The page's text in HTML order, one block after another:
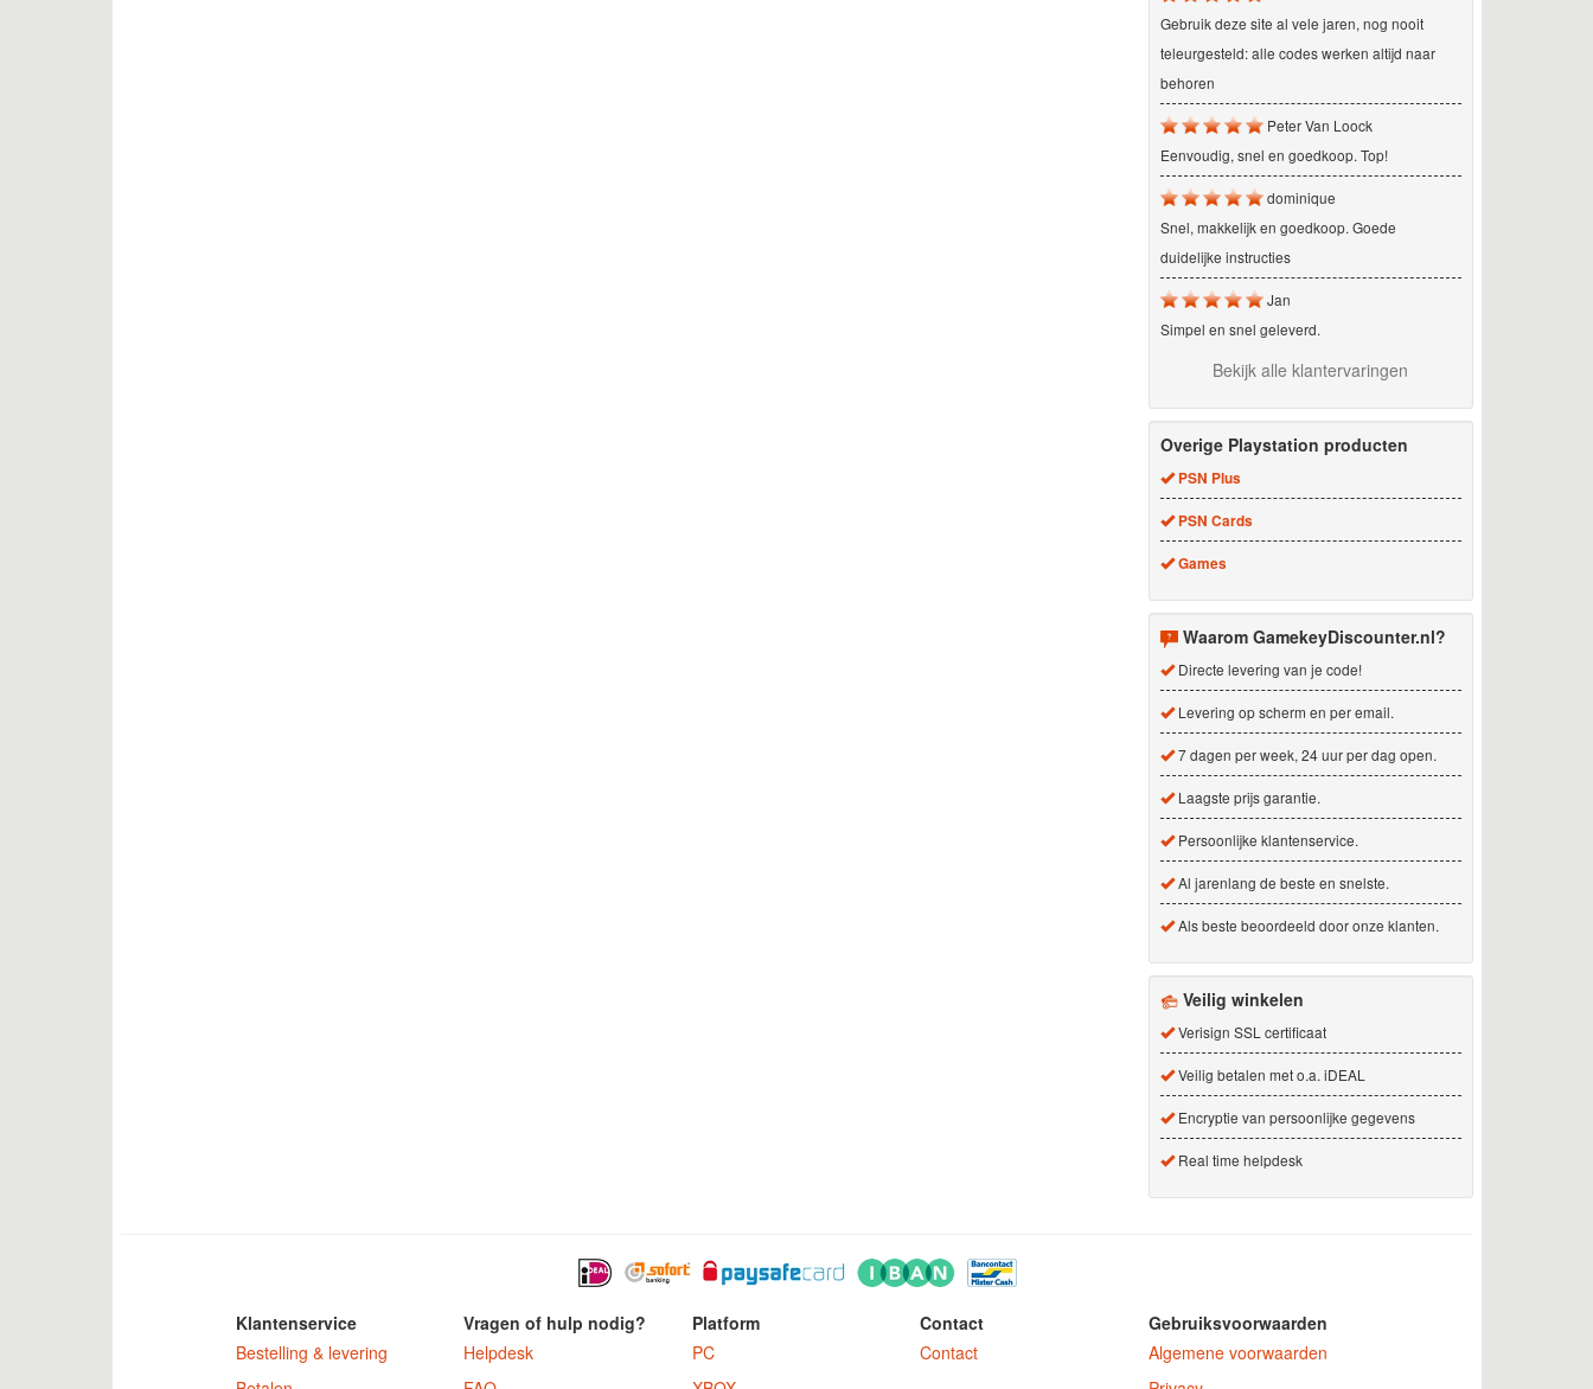
Gebruik deze site al vele jaren, nog nooit
teleurgesteld: alle codes werken altijd naar
behoren
Peter Van Loock
Eenvoudig, snel en goedkoop. Top!
dominique
Snel, makkelijk en goedkoop. Goede
duidelijke instructies
Jan
Simpel en snel geleverd.
Bekijk alle klantervaringen
Overige Playstation producten
PSN Plus
PSN Cards
Games
Waarom GamekeyDiscounter.nl?
Directe levering van je code!
Levering op scherm en per email.
7 dagen per week, 24 uur per dag open.
Laagste prijs garantie.
Persoonlijke klantenservice.
Al jarenlang de beste en snelste.
Als beste beoordeeld door onze klanten.
Veilig winkelen
Verisign SSL certificaat
Veilig betalen met o.a. iDEAL
Encryptie van persoonlijke gegevens
Real time helpdesk
Klantenservice
Bestelling & levering
Vragen of hulp nodig?
Helpdesk
Platform
PC
Contact
Contact
Gebruiksvoorwaarden
Algemene voorwaarden